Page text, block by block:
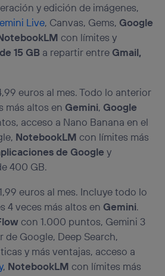
y edición de imágenes,
Live, Canvas, Gems, Google
con límites y
15 GB a repartir entre Gmail,
euros al mes. Todo lo anterior
más altos en Gemini, Google
acceso a Nano Banana en el
NotebookLM con límites más
de Google y
400 GB.
euros al mes. Incluye todo lo
4 veces más altos en Gemini.
con 1.000 puntos, Gemini 3
de Google, Deep Search,
y más ventajas, acceso a
, NotebookLM con límites más